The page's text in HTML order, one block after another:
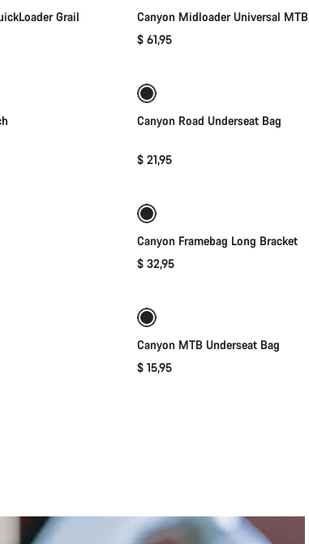
Grail
Canyon Midloader Universal MTB
$ 61,95
Canyon Road Underseat Bag
$ 21,95
Canyon Framebag Long Bracket
$ 32,95
Canyon MTB Underseat Bag
$ 15,95